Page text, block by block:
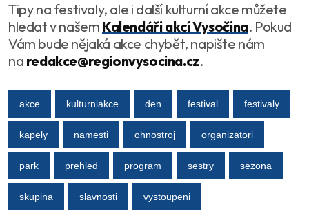
Tipy na festivaly, ale i další kulturní akce můžete
hledat v našem Kalendáři akcí Vysočina. Pokud
Vám bude nějaká akce chybět, napište nám
na redakce@regionvysocina.cz.
akce kulturniakce den festival festivaly
kapely namesti ohnostroj organizatori
park prehled program sestry sezona
skupina slavnosti vystoupeni